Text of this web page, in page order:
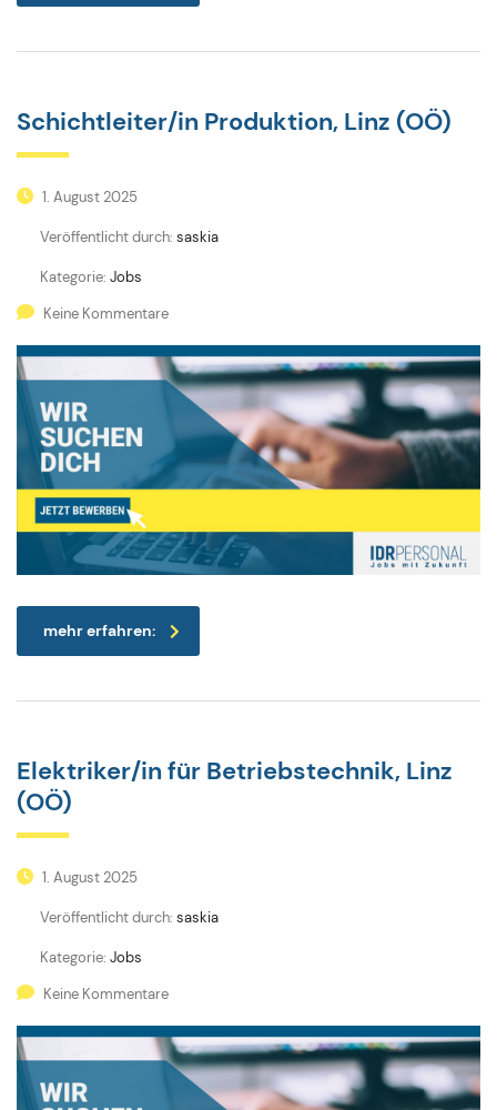
Schichtleiter/in Produktion, Linz (OÖ)
1. August 2025
Veröffentlicht durch: saskia
Kategorie: Jobs
Keine Kommentare
mehr erfahren:
Elektriker/in für Betriebstechnik, Linz
(OÖ)
1. August 2025
Veröffentlicht durch: saskia
Kategorie: Jobs
Keine Kommentare